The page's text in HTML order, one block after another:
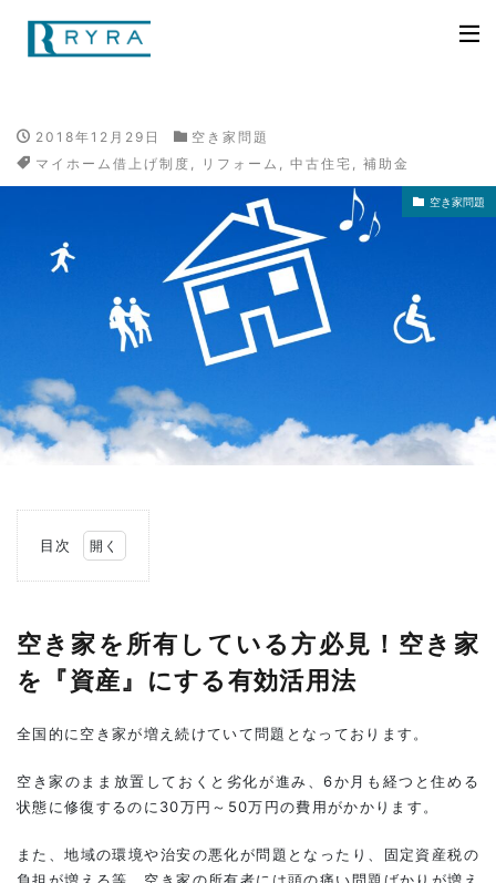
2018年12月29日
空き家問題
マイホーム借上げ制度 , リフォーム , 中古住宅 , 補助金
空き家問題
目次
所有
して
いる
空き
『資
産』
にす
効活
用法
空き家を所有している方必見！空き家
を『資産』にする有効活用法
全国的に空き家が増え続けていて問題となっております。
空き家のまま放置しておくと劣化が進み、6か月も経つと住める
状態に修復するのに30万円～50万円の費用がかかります。
また、地域の環境や治安の悪化が問題となったり、固定資産税の